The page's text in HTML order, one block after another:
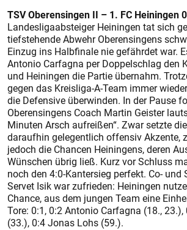
TSV Oberensingen II – 1. FC Heiningen
Landesligaabsteiger Heiningen tat sich
tiefstehende Abwehr Oberensingens
Einzug ins Halbfinale nie gefährdet war.
Antonio Carfagna per Doppelschlag den
und Heiningen die Partie übernahm.
gegen das Kreisliga-A-Team immer
die Defensive überwinden. In der Pause
Oberensingens Coach Martin Geister
Minuten Arsch aufreißen“. Zwar setzte
daraufhin gelegentlich offensiv Akzente,
jedoch die Chancen Heiningens, deren
Wünschen übrig ließ. Kurz vor Schluss
noch den 4:0-Kantersieg perfekt. Co- und
Servet Isik war zufrieden: Heiningen
Chance, aus dem jungen Team eine
Tore: 0:1, 0:2 Antonio Carfagna (18.,
(33.), 0:4 Jonas Lohs (59.).